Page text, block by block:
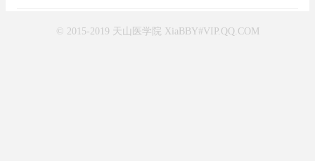
© 2015-2019 天山医学院 XiaBBY#VIP.QQ.COM